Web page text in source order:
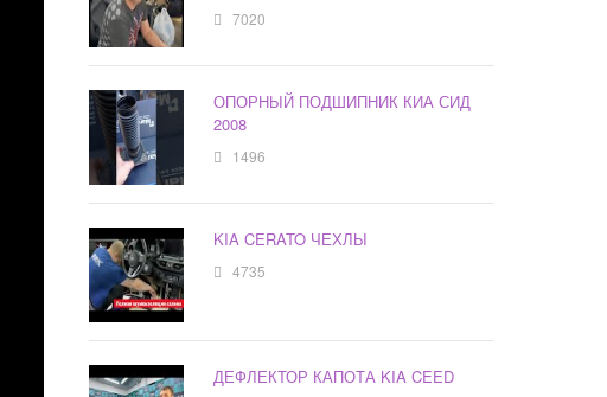
7020
ОПОРНЫЙ ПОДШИПНИК КИА СИД
2008
1496
KIA CERATO ЧЕХЛЫ
4735
ДЕФЛЕКТОР КАПОТА KIA CEED